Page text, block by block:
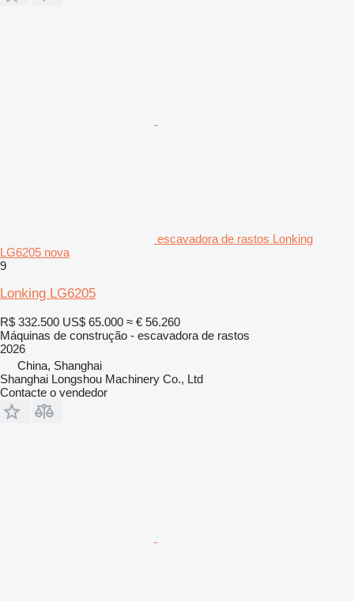
escavadora de rastos Lonking
LG6205 nova
9
Lonking LG6205
R$ 332.500 US$ 65.000 ≈ € 56.260
Máquinas de construção - escavadora de rastos
2026
China, Shanghai
Shanghai Longshou Machinery Co., Ltd
Contacte o vendedor